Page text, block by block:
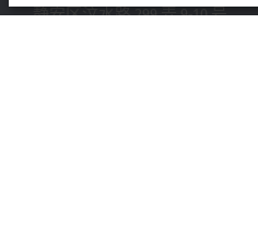
静安区汶水路 299 弄 9-10 号